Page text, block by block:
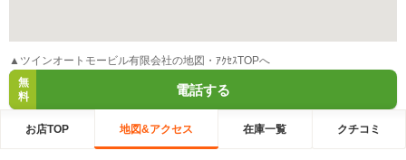
▲ツインオートモービル有限会社の地図・ｱｸｾｽTOPへ
無
料
電話する
お店TOP 地図&アクセス 在庫一覧 クチコミ